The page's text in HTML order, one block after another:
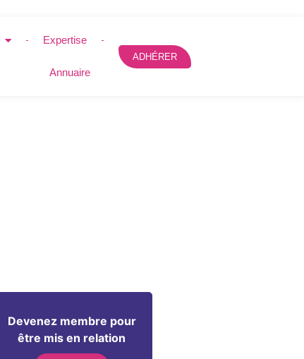
Expertise
Annuaire
ADHÉRER
Devenez membre pour
être mis en relation